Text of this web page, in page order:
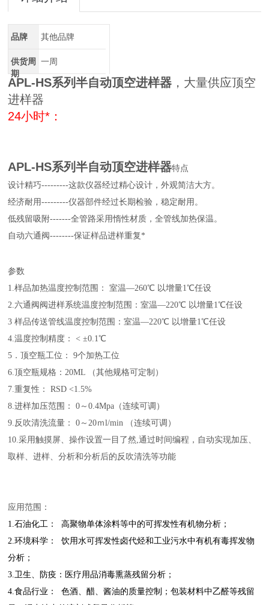
品牌 其他品牌
供货周
期
一周
APL-HS系列半自动顶空进样器 ，大量供应顶空
进样器
24小时*：
APL-HS系列半自动顶空进样器特点
设计精巧---------这款仪器经过精心设计，外观简洁大方。
经济耐用---------仪器部件经过长期检验，稳定耐用。
低残留吸附-------全管路采用惰性材质，全管线加热保温。
自动六通阀--------保证样品进样重复*
参数
1.样品加热温度控制范围： 室温—260℃ 以增量1℃任设
2.六通阀 阀进样系统温度控制范围：室温—220℃ 以增量1℃任设
3 样品传送管线温度控制范围：室温—220℃ 以增量1℃任设
4.温度控制精度： < ±0.1℃
5．顶空瓶工位： 9个加热工位
6.顶空瓶规格：20ML （其他规格可定制）
7.重复性： RSD <1.5%
8.进样加压范围： 0～0.4Mpa（连续可调）
9.反吹清洗流量： 0～20ｍl/min （连续可调）
10.采用触摸屏、操作设置一目了然,通过时间编程，自动实现加压、
取样、进样、分析和分析后的反吹清洗等功能
应用范围：
1.石油化工： 高聚物单体涂料等中的可挥发性有机物分析；
2.环境科学： 饮用水可挥发性卤代烃和工业污水中有机有毒挥发物
分析；
3.卫生、防疫：医疗用品消毒熏蒸残留分析；
4.食品行业： 色酒、醋、酱油的质量控制；包装材料中乙醛等残留